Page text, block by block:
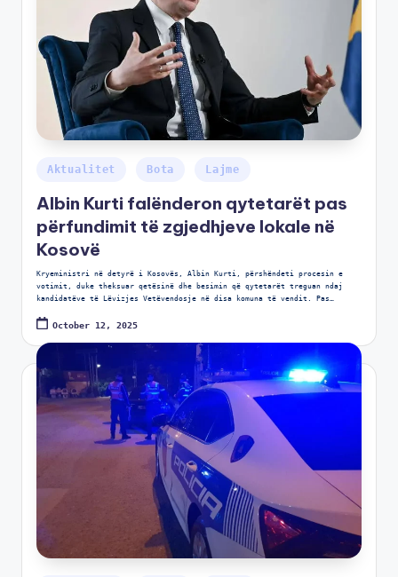
Aktualitet Bota Lajme
Albin Kurti falënderon qytetarët pas
përfundimit të zgjedhjeve lokale në
Kosovë
Kryeministri në detyrë i Kosovës, Albin Kurti, përshëndeti procesin e
votimit, duke theksuar qetësinë dhe besimin që qytetarët treguan ndaj
kandidatëve të Lëvizjes Vetëvendosje në disa komuna të vendit. Pas…
October 12, 2025